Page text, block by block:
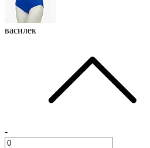
василек
-